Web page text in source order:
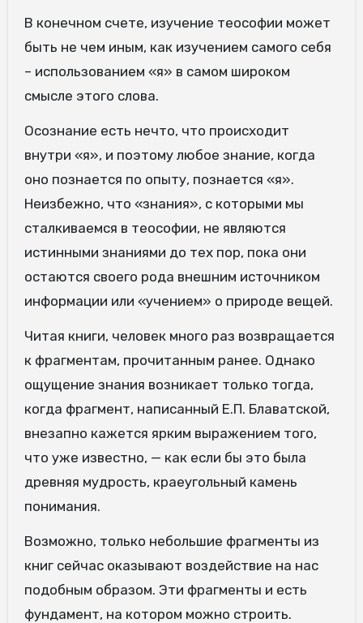
В конечном счете, изучение теософии может
быть не чем иным, как изучением самого себя
– использованием «я» в самом широком
смысле этого слова.
Осознание есть нечто, что происходит
внутри «я», и поэтому любое знание, когда
оно познается по опыту, познается «я».
Неизбежно, что «знания», с которыми мы
сталкиваемся в теософии, не являются
истинными знаниями до тех пор, пока они
остаются своего рода внешним источником
информации или «учением» о природе вещей.
Читая книги, человек много раз возвращается
к фрагментам, прочитанным ранее. Однако
ощущение знания возникает только тогда,
когда фрагмент, написанный Е.П. Блаватской,
внезапно кажется ярким выражением того,
что уже известно, — как если бы это была
древняя мудрость, краеугольный камень
понимания.
Возможно, только небольшие фрагменты из
книг сейчас оказывают воздействие на нас
подобным образом. Эти фрагменты и есть
фундамент, на котором можно строить.